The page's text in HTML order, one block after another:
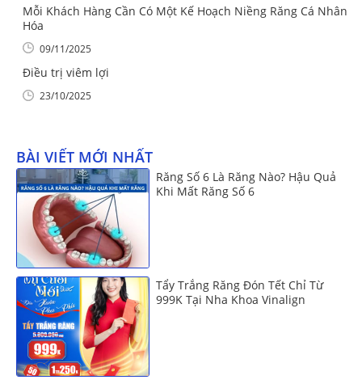
Mỗi Khách Hàng Cần Có Một Kế Hoạch Niềng Răng Cá Nhân
Hóa
09/11/2025
Điều trị viêm lợi
23/10/2025
BÀI VIẾT MỚI NHẤT
Răng Số 6 Là Răng Nào? Hậu Quả
Khi Mất Răng Số 6
Tẩy Trắng Răng Đón Tết Chỉ Từ
999K Tại Nha Khoa Vinalign